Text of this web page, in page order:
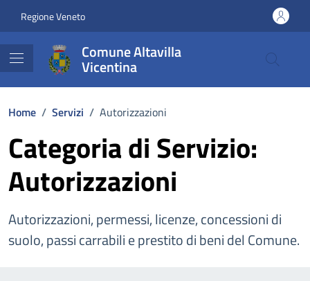
Regione Veneto
Comune Altavilla
Vicentina
Home / Servizi / Autorizzazioni
Categoria di Servizio:
Autorizzazioni
Autorizzazioni, permessi, licenze, concessioni di
suolo, passi carrabili e prestito di beni del Comune.